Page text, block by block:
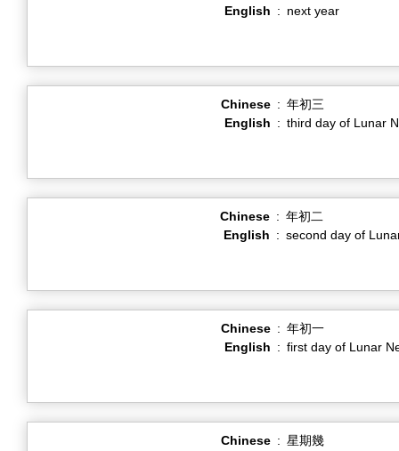
English : next year
Chinese : 年初三
English : third day of Lunar
Chinese : 年初二
English : second day of
Chinese : 年初一
English : first day of Lunar
Chinese : 星期幾